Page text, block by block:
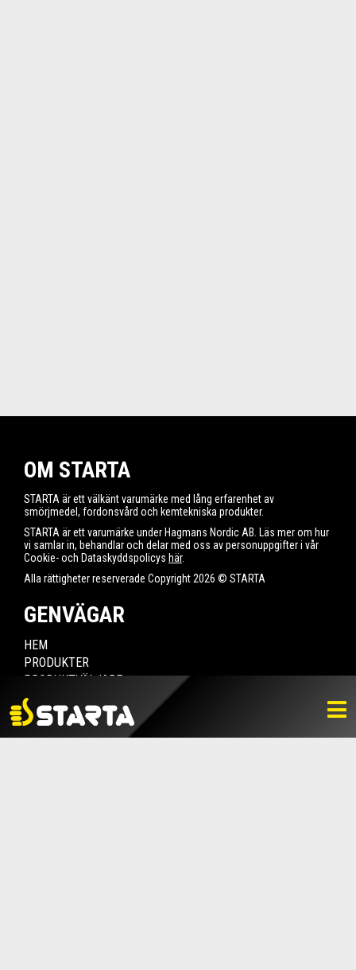
OM STARTA
STARTA är ett välkänt varumärke med lång erfarenhet av
smörjmedel, fordonsvård och kemtekniska produkter.
STARTA är ett varumärke under Hagmans Nordic AB. Läs mer om hur
vi samlar in, behandlar och delar med oss av personuppgifter i vår
Cookie- och Dataskyddspolicys här.
Alla rättigheter reserverade Copyright 2026 © STARTA
GENVÄGAR
HEM
PRODUKTER
PRODUKTVÄLJARE
HITTA ÅTERFÖRSÄLJARE
NYHETER